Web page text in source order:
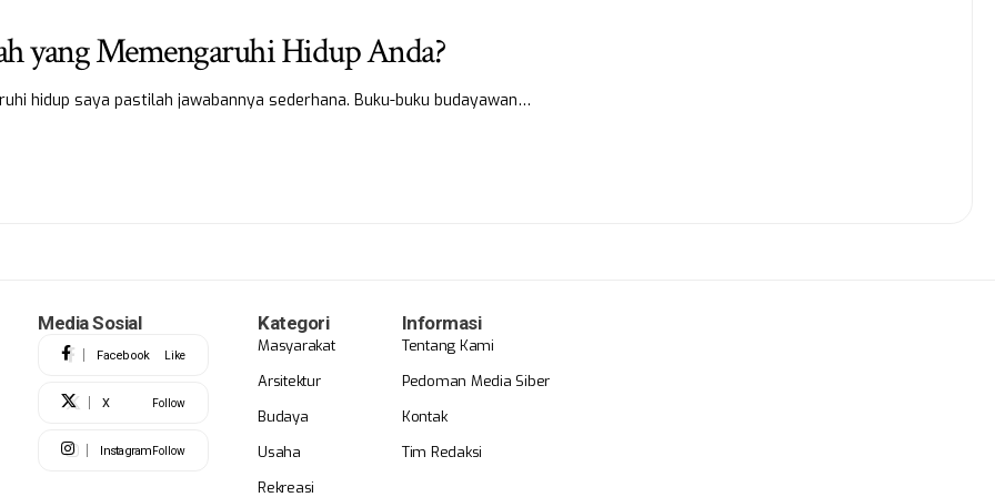
yang Memengaruhi Hidup Anda?
hidup saya pastilah jawabannya sederhana. Buku-buku budayawan…
Media Sosial
Facebook Like
X Follow
Instagram Follow
Kategori
Masyarakat
Arsitektur
Budaya
Usaha
Rekreasi
Informasi
Tentang Kami
Pedoman Media Siber
Kontak
Tim Redaksi